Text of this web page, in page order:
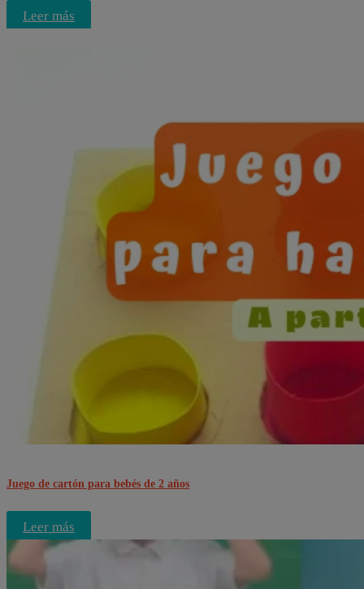
Leer más
Juego de cartón para bebés de 2 años
Leer más